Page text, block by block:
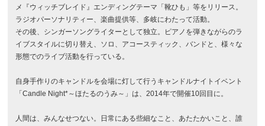
メ『ウィッチブレイド』エンディングテーマ「靴ひも」等をリリース。
ラジオパーソナリティー、楽曲提供等、多岐にわたって活動。
その後、シンガーソングライターとして独立。ピアノを弾きながらのラ
イブスタイルに切り替え、ソロ、アコースティック、バンドと、様々な
形態でのライブ活動を行っている。
自身手作りのキャンドルを会場に灯して行うキャンドルナイトイベント
「Candle Night*～ほたるのうみ～」は、2014年で開催10回目に。
人間は、みんなせつない。日常にある些細なこと、あたたかいこと、誰